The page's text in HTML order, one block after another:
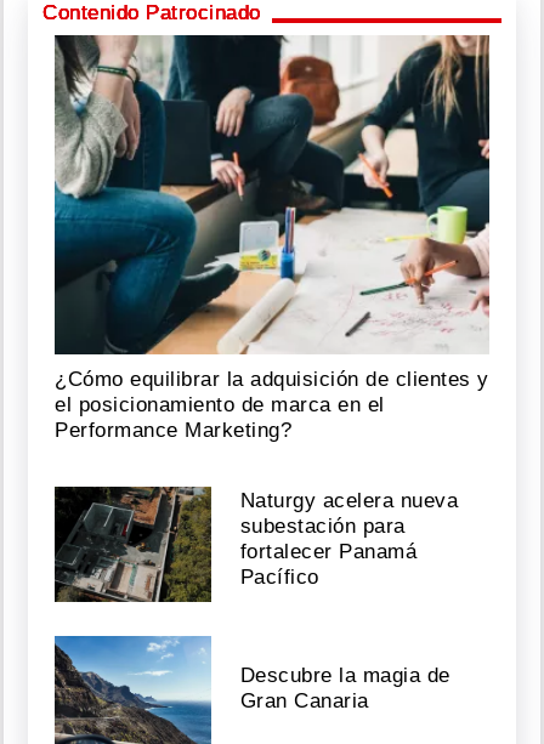
Contenido Patrocinado
¿Cómo equilibrar la adquisición de clientes y
el posicionamiento de marca en el
Performance Marketing?
Naturgy acelera nueva
subestación para
fortalecer Panamá
Pacífico
Descubre la magia de
Gran Canaria